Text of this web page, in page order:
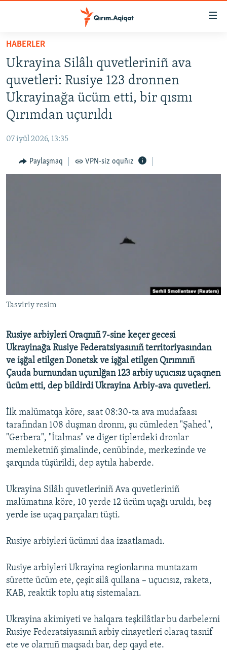
Esas
qaytmaq
Baş
navigatsiyağa
qaytmaq
Qıdıruvğa
HABERLER
SİYASET
İQTİSADİYAT
CEMİYET
İNSAN AQLARI
VİDEO
RFE/RS bütün saytları
HABERLER
Ukrayina Silâlı quvetleriniñ ava
quvetleri: Rusiye 123 dronnen
Ukrayinağa ücüm etti, bir qısmı
Qırımdan uçurıldı
07 iyül 2026, 13:35
Paylaşmaq VPN-siz oquñız
Tasviriy resim
Rusiye arbiyleri Oraqnıñ 7-sine keçer gecesi
Ukrayinağa Rusiye Federatsiyasınıñ territoriyasından
ve işğal etilgen Donetsk ve işğal etilgen Qırımnıñ
Çauda burnundan uçurılğan 123 arbiy uçucısız uçaqnen
ücüm etti, dep bildirdi Ukrayina Arbiy-ava quvetleri.
İlk malümatqa köre, saat 08:30-ta ava mudafaası
tarafından 108 duşman dronnı, şu cümleden "Şahed",
"Gerbera", "İtalmas" ve diger tiplerdeki dronlar
memleketniñ şimalinde, cenübinde, merkezinde ve
şarqında tüşürildi, dep aytıla haberde.
Ukrayina Silâlı quvetleriniñ Ava quvetleriniñ
malümatına köre, 10 yerde 12 ücüm uçağı uruldı, beş
yerde ise uçaq parçaları tüşti.
Rusiye arbiyleri ücümni daa izaatlamadı.
Rusiye arbiyleri Ukrayina regionlarına muntazam
sürette ücüm ete, çeşit silâ qullana – uçucısız, raketa,
KAB, reaktik toplu atış sistemaları.
Ukrayina akimiyeti ve halqara teşkilâtlar bu darbelerni
Rusiye Federatsiyasınıñ arbiy cinayetleri olaraq tasnif
ete ve olarnıñ maqsadı bar, dep qayd ete.